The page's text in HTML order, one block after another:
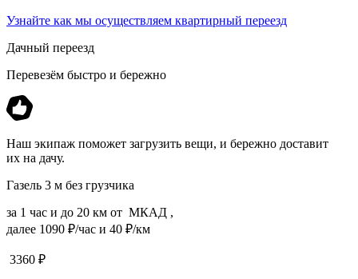
Узнайте как мы осуществляем квартирный переезд
Дачный переезд
Перевезём быстро и бережно
Наш экипаж поможет загрузить вещи, и бережно доставит
их на дачу.
Газель 3 м без грузчика
за 1 час и до 20 км от МКАД ,
далее 1090 ₽/час и 40 ₽/км
3360 ₽